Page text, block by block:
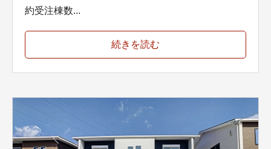
約受注棟数...
続きを読む